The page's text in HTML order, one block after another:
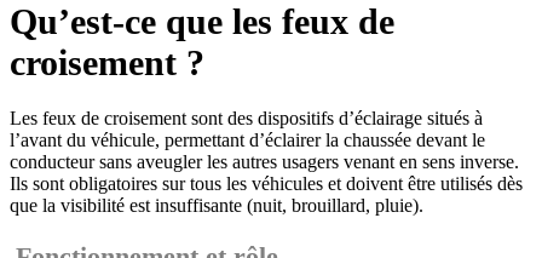
Qu’est-ce que les feux de
croisement ?
Les feux de croisement sont des dispositifs d’éclairage situés à
l’avant du véhicule, permettant d’éclairer la chaussée devant le
conducteur sans aveugler les autres usagers venant en sens inverse.
Ils sont obligatoires sur tous les véhicules et doivent être utilisés dès
que la visibilité est insuffisante (nuit, brouillard, pluie).